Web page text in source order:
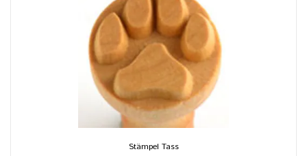
Stämpel Tass